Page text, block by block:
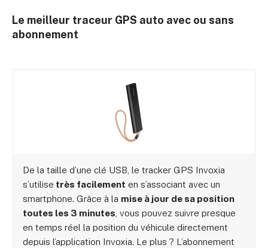
Le meilleur traceur GPS auto avec ou sans
abonnement
De la taille d’une clé USB, le tracker GPS Invoxia
s’utilise très facilement en s’associant avec un
smartphone. Grâce à la mise à jour de sa position
toutes les 3 minutes , vous pouvez suivre presque
en temps réel la position du véhicule directement
depuis l’application Invoxia. Le plus ? L’abonnement